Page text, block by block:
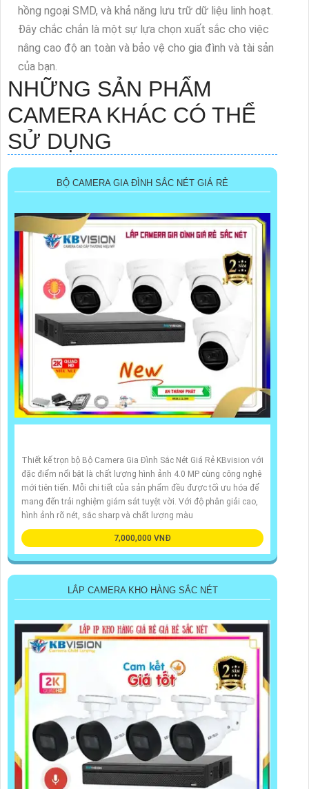
hồng ngoại SMD, và khả năng lưu trữ dữ liệu linh hoạt.
Đây chắc chắn là một sự lựa chọn xuất sắc cho việc
nâng cao độ an toàn và bảo vệ cho gia đình và tài sản
của bạn.
NHỮNG SẢN PHẨM
CAMERA KHÁC CÓ THỂ
SỬ DỤNG
BỘ CAMERA GIA ĐÌNH SẮC NÉT GIÁ RẺ
Thiết kế trọn bộ Bộ Camera Gia Đình Sắc Nét Giá Rẻ KBvision với
đặc điểm nổi bật là chất lượng hình ảnh 4.0 MP cùng công nghệ
mới tiên tiến. Mỗi chi tiết của sản phẩm đều được tối ưu hóa để
mang đến trải nghiệm giám sát tuyệt vời. Với độ phân giải cao,
hình ảnh rõ nét, sắc sharp và chất lượng màu
7,000,000 VNĐ
LẮP CAMERA KHO HÀNG SẮC NÉT